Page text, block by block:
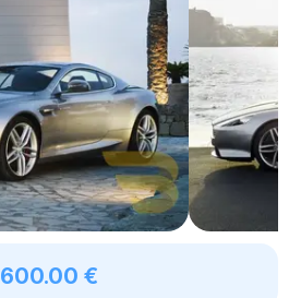
600.00 €